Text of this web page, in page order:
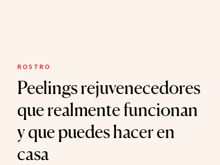
ROSTRO
Peelings rejuvenecedores
que realmente funcionan
y que puedes hacer en
casa